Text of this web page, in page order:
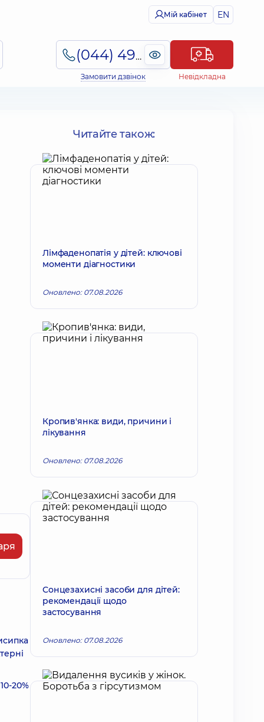
Мій кабінет EN
(044) 495-2-888
Замовити дзвінок Невідкладна
20%
Читайте також:
Лімфаденопатія у дітей: ключові
моменти діагностики
Оновлено: 07.08.2026
Кропив'янка: види, причини і
лікування
Оновлено: 07.08.2026
Сонцезахисні засоби для дітей:
рекомендації щодо
застосування
Оновлено: 07.08.2026